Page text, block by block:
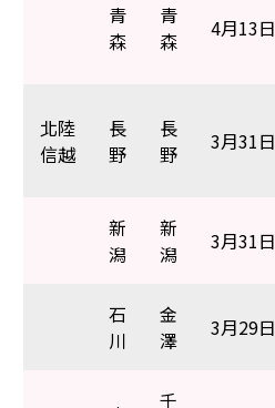
青
森
青
森
4月13日
北陸
信越
長
野
長
野
3月31日
新
潟
新
潟
3月31日
石
川
金
澤
3月29日
千